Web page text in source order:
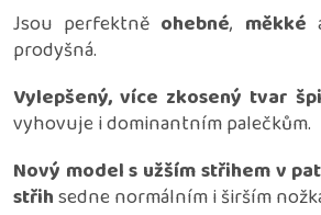
5
hvězdiček.
Jsou perfektně ohebné, měkké
prodyšná.
Vylepšený, více zkosený tvar
vyhovuje i dominantním palečkům.
Nový model s užším střihem v
střihsedne normálním i širším